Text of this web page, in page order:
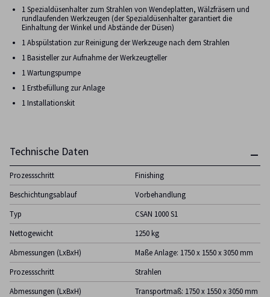
1 Spezialdüsenhalter zum Strahlen von Wendeplatten, Wälzfräsern und
rundlaufenden Werkzeugen (der Spezialdüsenhalter garantiert die
Einhaltung der Winkel und Abstände der Düsen)
1 Abspülstation zur Reinigung der Werkzeuge nach dem Strahlen
1 Basisteller zur Aufnahme der Werkzeugteller
1 Wartungspumpe
1 Erstbefüllung zur Anlage
1 Installationskit
Technische Daten
Prozessschritt
Finishing
Beschichtungsablauf
Vorbehandlung
Typ
CSAN 1000 S1
Nettogewicht
1250 kg
Abmessungen (LxBxH)
Maße Anlage: 1750 x 1550 x 3050 mm
Prozessschritt
Strahlen
Abmessungen (LxBxH)
Transportmaß: 1750 x 1550 x 3050 mm